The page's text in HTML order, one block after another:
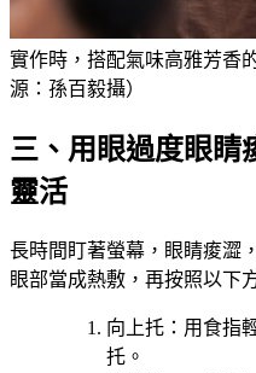
實作時，搭配氣味高雅芳香
源：孫百毅攝）
三、用眼過度眼
靈活
長時間盯著螢幕，眼睛痠澀
眼部當成熱敷，再按照以下
向上托：用食指
托。